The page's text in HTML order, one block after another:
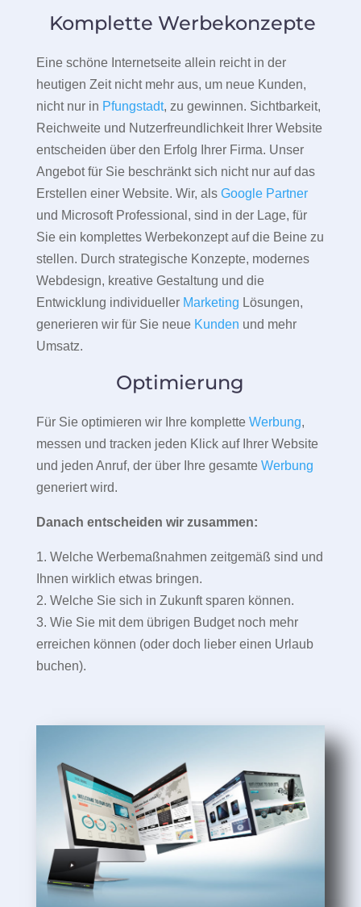
Komplette Werbekonzepte
Eine schöne Internetseite allein reicht in der
heutigen Zeit nicht mehr aus, um neue Kunden,
nicht nur in Pfungstadt, zu gewinnen. Sichtbarkeit,
Reichweite und Nutzerfreundlichkeit Ihrer Website
entscheiden über den Erfolg Ihrer Firma. Unser
Angebot für Sie beschränkt sich nicht nur auf das
Erstellen einer Website. Wir, als Google Partner
und Microsoft Professional, sind in der Lage, für
Sie ein komplettes Werbekonzept auf die Beine zu
stellen. Durch strategische Konzepte, modernes
Webdesign, kreative Gestaltung und die
Entwicklung individueller Marketing Lösungen,
generieren wir für Sie neue Kunden und mehr
Umsatz.
Optimierung
Für Sie optimieren wir Ihre komplette Werbung,
messen und tracken jeden Klick auf Ihrer Website
und jeden Anruf, der über Ihre gesamte Werbung
generiert wird.
Danach entscheiden wir zusammen:
1. Welche Werbemaßnahmen zeitgemäß sind und
Ihnen wirklich etwas bringen.
2. Welche Sie sich in Zukunft sparen können.
3. Wie Sie mit dem übrigen Budget noch mehr
erreichen können (oder doch lieber einen Urlaub
buchen).